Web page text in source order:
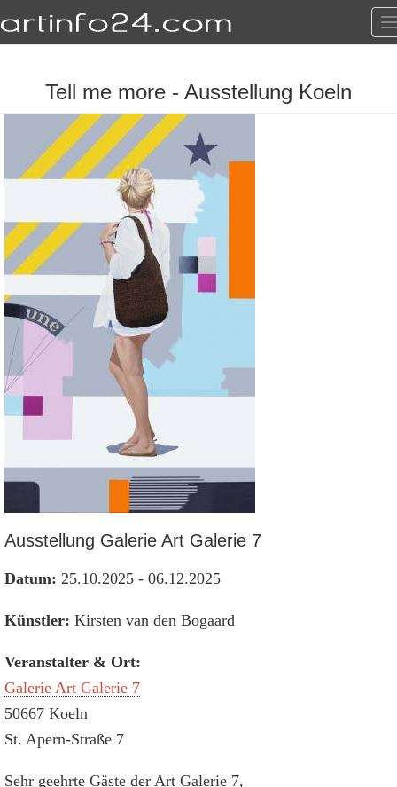
Tell me more - Ausstellung Koeln
Ausstellung Galerie Art Galerie 7
Datum: 25.10.2025 - 06.12.2025
Künstler: Kirsten van den Bogaard
Veranstalter & Ort:
Galerie Art Galerie 7
50667 Koeln
St. Apern-Straße 7
Sehr geehrte Gäste der Art Galerie 7,